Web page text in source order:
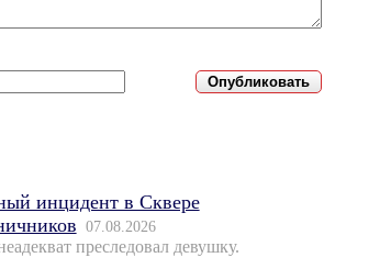
инцидент в Сквере
07.08.2026
преследовал девушку.